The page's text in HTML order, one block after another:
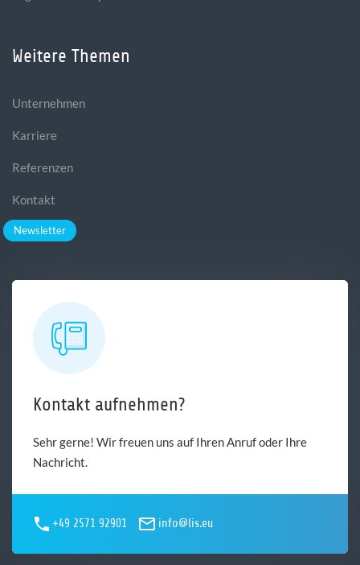
Weitere Themen
Unternehmen
Karriere
Referenzen
Kontakt
Newsletter
Kontakt aufnehmen?
Sehr gerne! Wir freuen uns auf Ihren Anruf oder Ihre
Nachricht.
+49 2571 92901 info@lis.eu